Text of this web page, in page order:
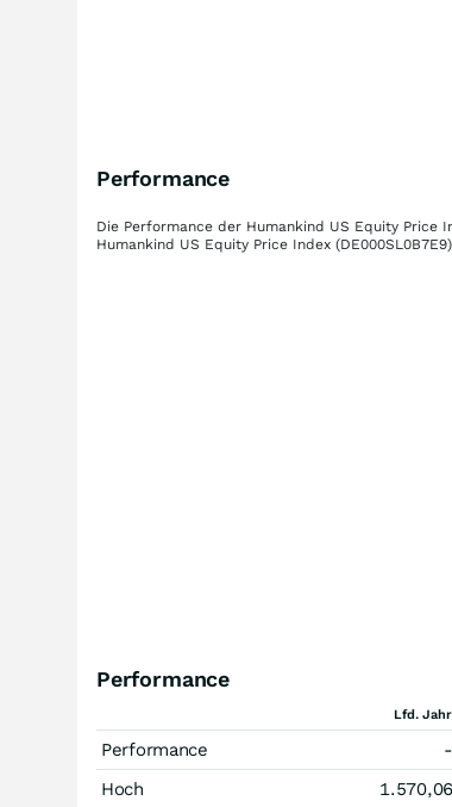
Performance
Die Performance der Humankind US Equity Price
Humankind US Equity Price Index (DE000SL0B7E9)
Performance
Lfd. Jahr
Performance -
Hoch
1.570,06